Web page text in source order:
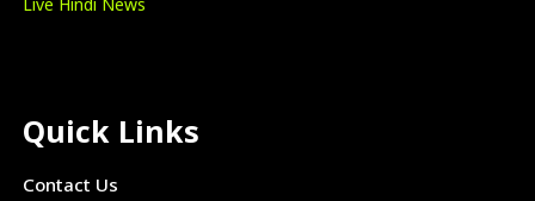
Live Hindi News
Quick Links
Contact Us